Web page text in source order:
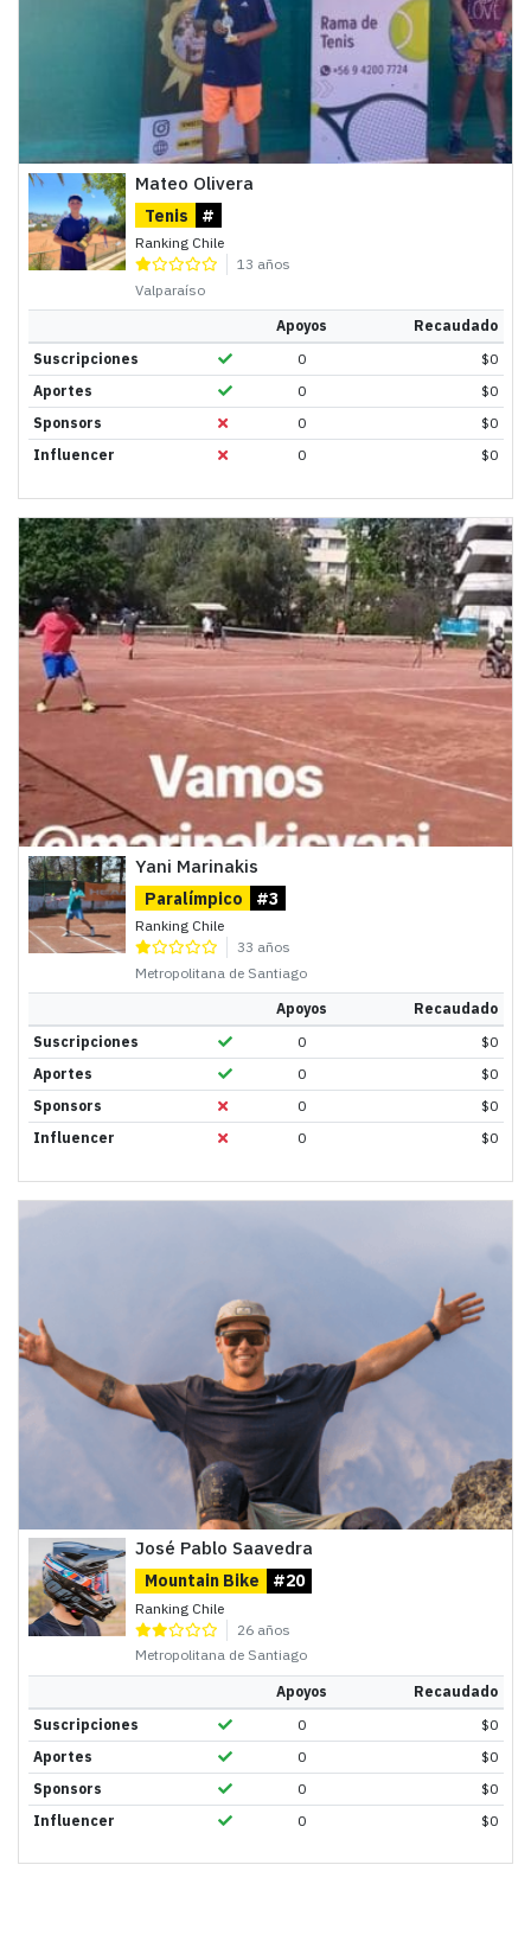
Mateo Olivera
Tenis #
Ranking Chile
13 años
Valparaíso
Apoyos
Recaudado
Suscripciones
0 $0
Aportes
0 $0
Sponsors
0 $0
Influencer
0 $0
Yani Marinakis
Paralímpico #3
Ranking Chile
33 años
Metropolitana de Santiago
Apoyos
Recaudado
Suscripciones
0 $0
Aportes
0 $0
Sponsors
0 $0
Influencer
0 $0
José Pablo Saavedra
Mountain Bike #20
Ranking Chile
26 años
Metropolitana de Santiago
Apoyos
Recaudado
Suscripciones
0 $0
Aportes
0 $0
Sponsors
0 $0
Influencer
0 $0